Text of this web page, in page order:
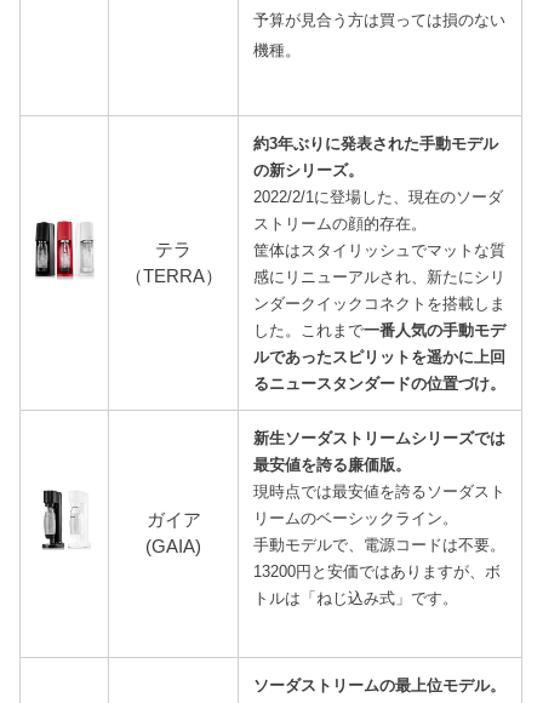
予算が見合う方は買っては損のない
機種。
テラ
（TERRA）
約3年ぶりに発表された手動モデル
の新シリーズ。
2022/2/1に登場した、現在のソーダ
ストリームの顔的存在。
筐体はスタイリッシュでマットな質
感にリニューアルされ、新たにシリ
ンダークイックコネクトを搭載しま
した。これまで一番人気の手動モデ
ルであったスピリットを遥かに上回
るニュースタンダードの位置づけ。
ガイア
(GAIA)
新生ソーダストリームシリーズでは
最安値を誇る廉価版。
現時点では最安値を誇るソーダスト
リームのベーシックライン。
手動モデルで、電源コードは不要。
13200円と安価ではありますが、ボ
トルは「ねじ込み式」です。
ソーダストリームの最上位モデル。